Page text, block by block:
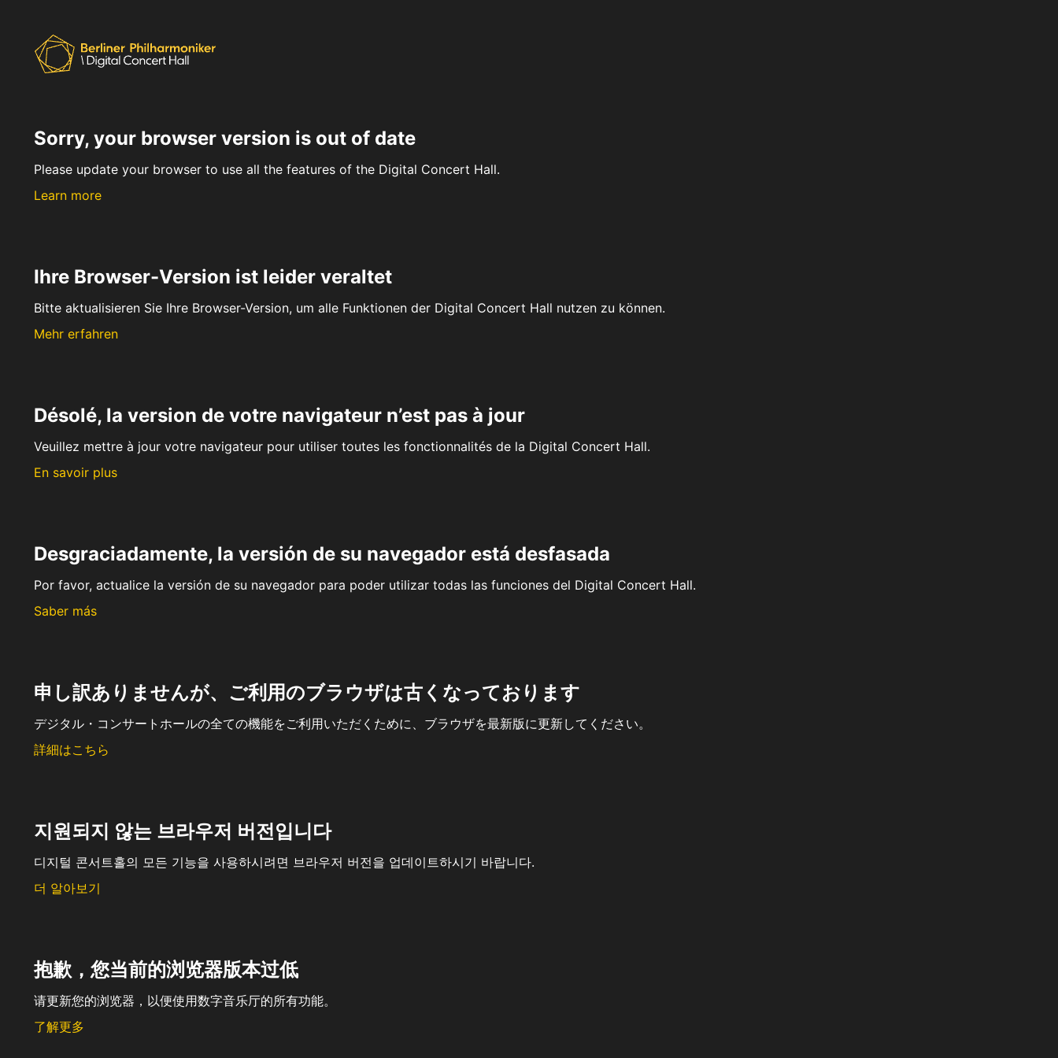
Sorry, your browser version is out of date
Please update your browser to use all the features of the Digital Concert Hall.
Learn more
Ihre Browser-Version ist leider veraltet
Bitte aktualisieren Sie Ihre Browser-Version, um alle Funktionen der Digital Concert Hall nutzen zu können.
Mehr erfahren
Désolé, la version de votre navigateur n’est pas à jour
Veuillez mettre à jour votre navigateur pour utiliser toutes les fonctionnalités de la Digital Concert Hall.
En savoir plus
Desgraciadamente, la versión de su navegador está desfasada
Por favor, actualice la versión de su navegador para poder utilizar todas las funciones del Digital Concert Hall.
Saber más
申し訳ありませんが、ご利用のブラウザは古くなっております
デジタル・コンサートホールの全ての機能をご利用いただくために、ブラウザを最新版に更新してください。
詳細はこちら
지원되지 않는 브라우저 버전입니다
디지털 콘서트홀의 모든 기능을 사용하시려면 브라우저 버전을 업데이트하시기 바랍니다.
더 알아보기
抱歉，您当前的浏览器版本过低
请更新您的浏览器，以便使用数字音乐厅的所有功能。
了解更多